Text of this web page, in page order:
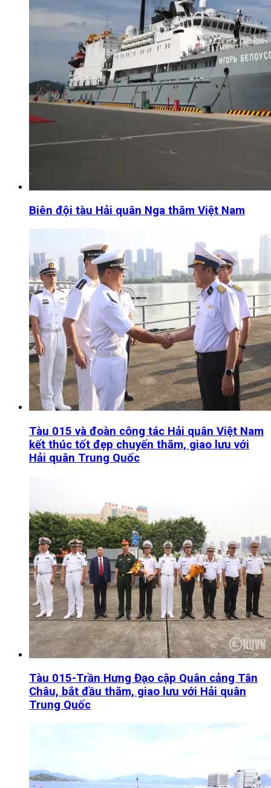
Biên đội tàu Hải quân Nga thăm Việt Nam
Tàu 015 và đoàn công tác Hải quân Việt Nam
kết thúc tốt đẹp chuyến thăm, giao lưu với
Hải quân Trung Quốc
Tàu 015-Trần Hưng Đạo cập Quân cảng Tân
Châu, bắt đầu thăm, giao lưu với Hải quân
Trung Quốc